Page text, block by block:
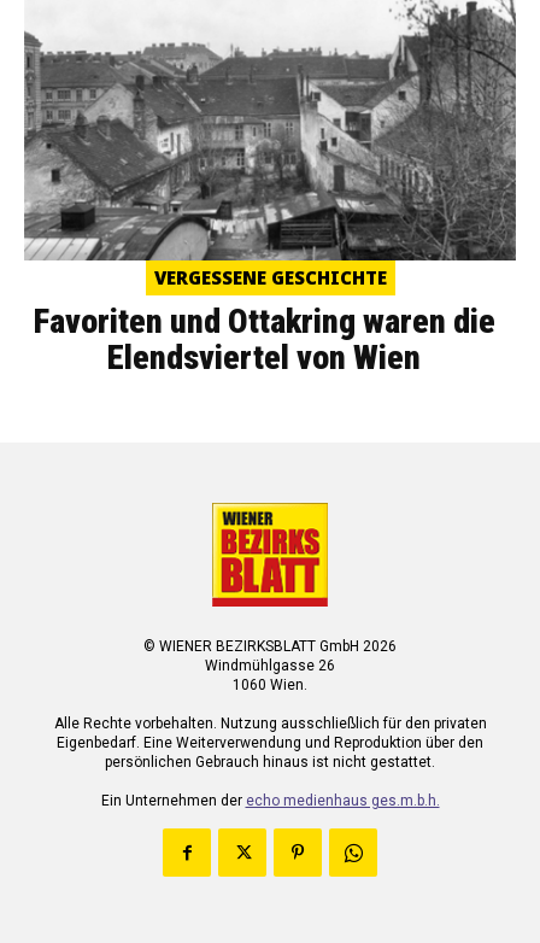
VERGESSENE GESCHICHTE
Favoriten und Ottakring waren die
Elendsviertel von Wien
© WIENER BEZIRKSBLATT GmbH 2026
Windmühlgasse 26
1060 Wien.
Alle Rechte vorbehalten. Nutzung ausschließlich für den privaten
Eigenbedarf. Eine Weiterverwendung und Reproduktion über den
persönlichen Gebrauch hinaus ist nicht gestattet.
Ein Unternehmen der echo medienhaus ges.m.b.h.